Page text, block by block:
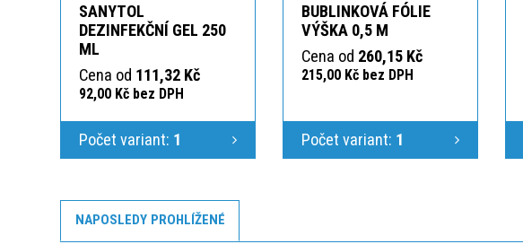
SANYTOL
DEZINFEKČNÍ GEL 250
ML
Cena od 111,32 Kč
92,00 Kč bez DPH
Počet variant: 1
BUBLINKOVÁ FÓLIE
VÝŠKA 0,5 M
Cena od 260,15 Kč
215,00 Kč bez DPH
Počet variant: 1
NAPOSLEDY PROHLÍŽENÉ